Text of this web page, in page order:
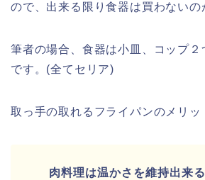
ので、出来る限り食器は買わないの
筆者の場合、食器は小皿、コップ２
です。(全てセリア)
取っ手の取れるフライパンのメリッ
肉料理は温かさを維持出来る